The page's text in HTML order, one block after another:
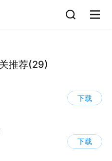
推荐(29)
下载
下载